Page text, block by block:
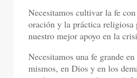
Necesitamos cultivar la fe
oración y la práctica religiosa
nuestro mejor apoyo en la
Necesitamos una fe grande
mismos, en Dios y en los